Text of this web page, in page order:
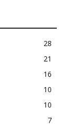
28
21
16
10
10
7